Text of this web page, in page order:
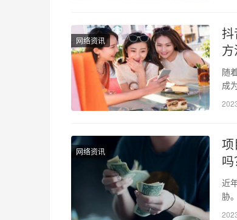
网络资讯
方
随
成
网络资讯
吗
近
胁